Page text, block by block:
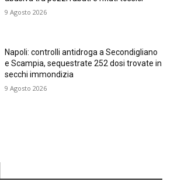
9 Agosto 2026
Napoli: controlli antidroga a Secondigliano
e Scampia, sequestrate 252 dosi trovate in
secchi immondizia
9 Agosto 2026